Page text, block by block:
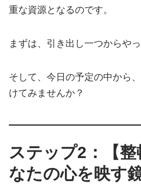
重な資源となるのです。
まずは、引き出し一つからや
そして、今日の予定の中から
けてみませんか？
ステップ2：【
なたの心を映す